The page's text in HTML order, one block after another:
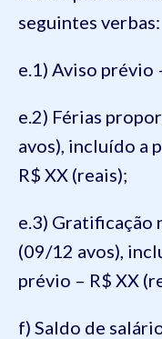
seguintes verbas:
e.1) Aviso prévio
e.2) Férias
avos), incluído a
R$ XX (reais);
e.3) Gratificação
(09/12 avos),
prévio – R$ XX
f) Saldo de